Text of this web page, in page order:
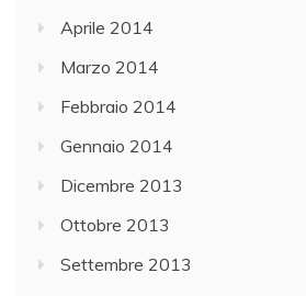
Aprile 2014
Marzo 2014
Febbraio 2014
Gennaio 2014
Dicembre 2013
Ottobre 2013
Settembre 2013